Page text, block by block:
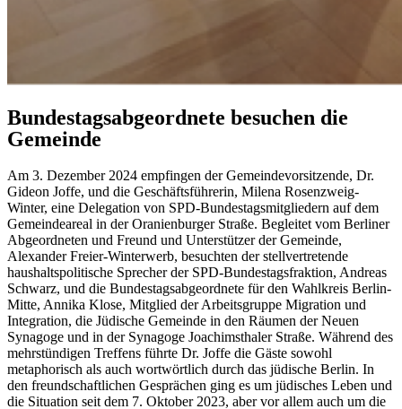
Bundestagsabgeordnete besuchen die
Gemeinde
Am 3. Dezember 2024 empfingen der Gemeindevorsitzende, Dr.
Gideon Joffe, und die Geschäftsführerin, Milena Rosenzweig-
Winter, eine Delegation von SPD-Bundestagsmitgliedern auf dem
Gemeindeareal in der Oranienburger Straße. Begleitet vom Berliner
Abgeordneten und Freund und Unterstützer der Gemeinde,
Alexander Freier-Winterwerb, besuchten der stellvertretende
haushaltspolitische Sprecher der SPD-Bundestagsfraktion, Andreas
Schwarz, und die Bundestagsabgeordnete für den Wahlkreis Berlin-
Mitte, Annika Klose, Mitglied der Arbeitsgruppe Migration und
Integration, die Jüdische Gemeinde in den Räumen der Neuen
Synagoge und in der Synagoge Joachimsthaler Straße. Während des
mehrstündigen Treffens führte Dr. Joffe die Gäste sowohl
metaphorisch als auch wortwörtlich durch das jüdische Berlin. In
den freundschaftlichen Gesprächen ging es um jüdisches Leben und
die Situation seit dem 7. Oktober 2023, aber vor allem auch um die